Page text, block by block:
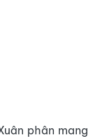
phân mang